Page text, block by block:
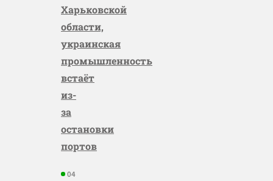
Харьковской
области,
украинская
промышленность
встаёт
из-
за
остановки
портов
04